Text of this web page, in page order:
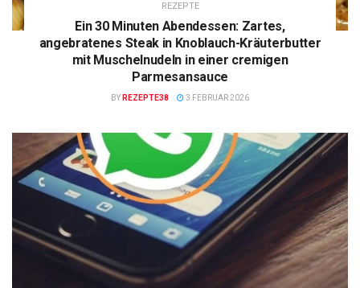
REZEPTE
Ein 30 Minuten Abendessen: Zartes,
angebratenes Steak in Knoblauch-Kräuterbutter
mit Muschelnudeln in einer cremigen
Parmesansauce
BY REZEPTE38 3 FEBRUAR 2026